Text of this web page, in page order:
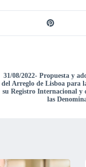
31/08/2022- Propuesta y
del Arreglo de Lisboa para
su Registro Internacional y
las